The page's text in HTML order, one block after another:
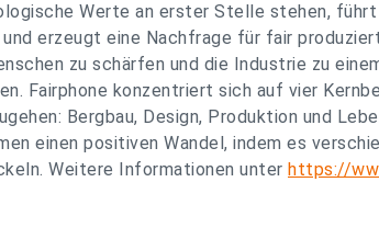
Werte an erster Stelle stehen, führt
erzeugt eine Nachfrage für fair
zu schärfen und die Industrie zu
Fairphone konzentriert sich auf vier
Bergbau, Design, Produktion und
einen positiven Wandel, indem es
Weitere Informationen unter https://